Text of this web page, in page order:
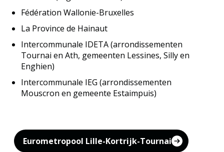
Fédération Wallonie-Bruxelles
La Province de Hainaut
Intercommunale IDETA (arrondissementen
Tournai en Ath, gemeenten Lessines, Silly en
Enghien)
Intercommunale IEG (arrondissementen
Mouscron en gemeente Estaimpuis)
Eurometropool Lille-Kortrijk-Tournai